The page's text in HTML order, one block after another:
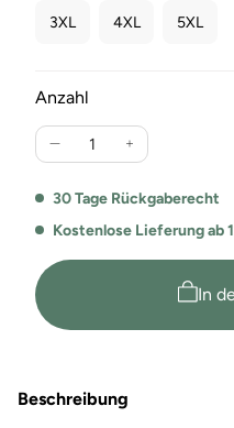
3XL 4XL 5XL
Anzahl
Verringere
Menge
für
Hoodie
Erhöhe
Menge
für
Premium
30 Tage Rückgaberecht
Kostenlose Lieferung ab
In
Beschreibung